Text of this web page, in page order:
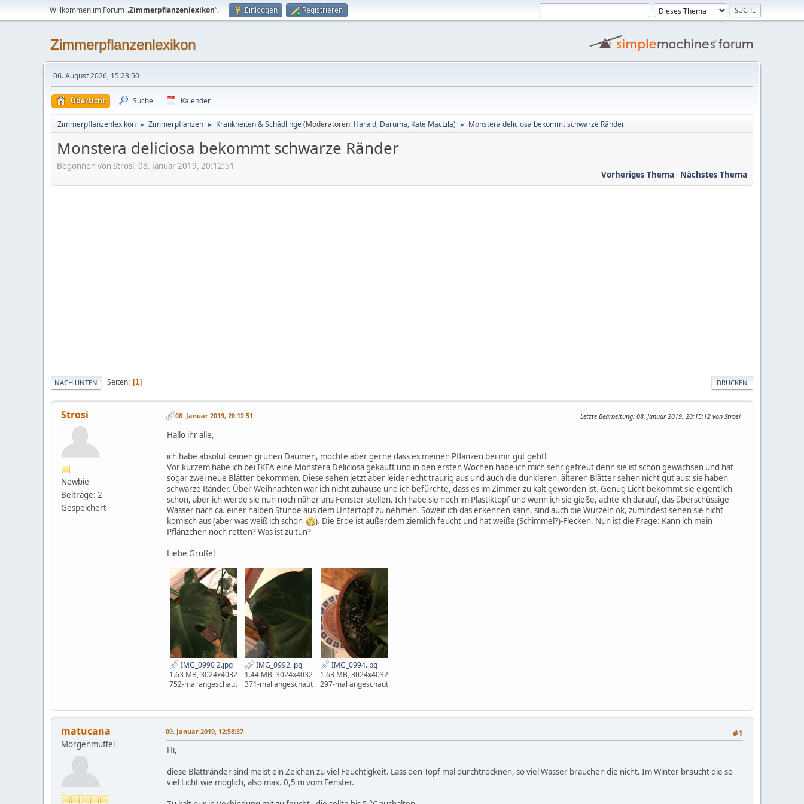
Willkommen im Forum „Zimmerpflanzenlexikon“. Einloggen Registrieren
Zimmerpflanzenlexikon
06. August 2026, 15:23:50
Übersicht Suche Kalender
Zimmerpflanzenlexikon ► Zimmerpflanzen ► Krankheiten & Schädlinge(Moderatoren: Harald, Daruma, Kate MacLila) ► Monstera deliciosa bekommt schwarze Ränder
Monstera deliciosa bekommt schwarze Ränder
Begonnen von Strosi, 08. Januar 2019, 20:12:51
Vorheriges Thema - Nächstes Thema
DRUCKEN
NACH UNTEN Seiten 1
Strosi
Newbie
Beiträge: 2
Gespeichert
08. Januar 2019, 20:12:51 Letzte Bearbeitung: 08. Januar 2019, 20:15:12 von Strosi
Hallo ihr alle,
ich habe absolut keinen grünen Daumen, möchte aber gerne dass es meinen Pflanzen bei mir gut geht!
Vor kurzem habe ich bei IKEA eine Monstera Deliciosa gekauft und in den ersten Wochen habe ich mich sehr gefreut denn sie ist schön gewachsen und hat
sogar zwei neue Blätter bekommen. Diese sehen jetzt aber leider echt traurig aus und auch die dunkleren, älteren Blätter sehen nicht gut aus: sie haben
schwarze Ränder. Über Weihnachten war ich nicht zuhause und ich befürchte, dass es im Zimmer zu kalt geworden ist. Genug Licht bekommt sie eigentlich
schon, aber ich werde sie nun noch näher ans Fenster stellen. Ich habe sie noch im Plastiktopf und wenn ich sie gieße, achte ich darauf, das überschüssige
Wasser nach ca. einer halben Stunde aus dem Untertopf zu nehmen. Soweit ich das erkennen kann, sind auch die Wurzeln ok, zumindest sehen sie nicht
komisch aus (aber was weiß ich schon
). Die Erde ist außerdem ziemlich feucht und hat weiße (Schimmel?)-Flecken. Nun ist die Frage: Kann ich mein
Pflänzchen noch retten? Was ist zu tun?
Liebe Grüße!
IMG_0990 2.jpg
1.63 MB, 3024x4032
752-mal angeschaut
IMG_0992.jpg
1.44 MB, 3024x4032
371-mal angeschaut
IMG_0994.jpg
1.63 MB, 3024x4032
297-mal angeschaut
matucana
Morgenmuffel
#1
09. Januar 2019, 12:58:37
Hi,
diese Blattränder sind meist ein Zeichen zu viel Feuchtigkeit. Lass den Topf mal durchtrocknen, so viel Wasser brauchen die nicht. Im Winter braucht die so
viel Licht wie möglich, also max. 0,5 m vom Fenster.